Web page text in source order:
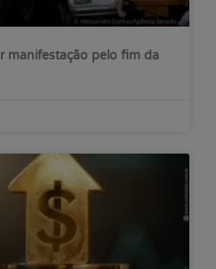
manifestação pelo fim da